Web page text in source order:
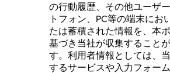
の行動履歴、その他ユーザ
トフォン、PC等の端末にお
たは蓄積された情報を、本
基づき当社が収集すること
す。利用者情報としては、
するサービスや入力フォー